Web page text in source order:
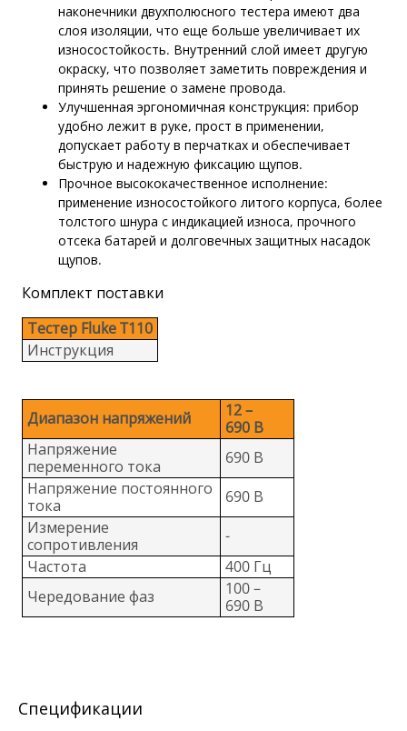
наконечники двухполюсного тестера имеют два
слоя изоляции, что еще больше увеличивает их
износостойкость. Внутренний слой имеет другую
окраску, что позволяет заметить повреждения и
принять решение о замене провода.
Улучшенная эргономичная конструкция: прибор
удобно лежит в руке, прост в применении,
допускает работу в перчатках и обеспечивает
быструю и надежную фиксацию щупов.
Прочное высококачественное исполнение:
применение износостойкого литого корпуса, более
толстого шнура с индикацией износа, прочного
отсека батарей и долговечных защитных насадок
щупов.
Комплект поставки
Тестер Fluke T110
Инструкция
Диапазон напряжений
12 –
690 В
Напряжение
переменного тока
690 В
Напряжение постоянного
тока
690 В
Измерение
сопротивления
-
Частота
400 Гц
Чередование фаз
100 –
690 В
Спецификации